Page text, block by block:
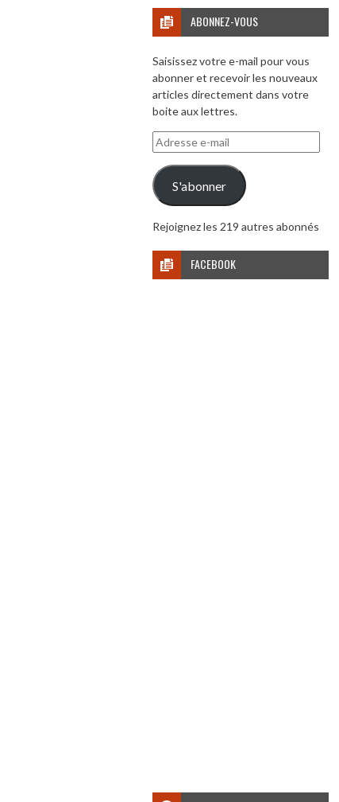
ABONNEZ-VOUS
Saisissez votre e-mail pour vous
abonner et recevoir les nouveaux
articles directement dans votre
boite aux lettres.
Adresse
e-
mail
S'abonner
Rejoignez les 219 autres abonnés
FACEBOOK